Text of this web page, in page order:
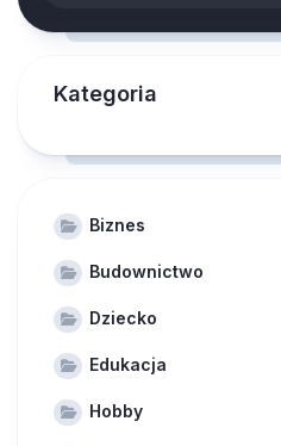
Kategoria
Biznes
Budownictwo
Dziecko
Edukacja
Hobby